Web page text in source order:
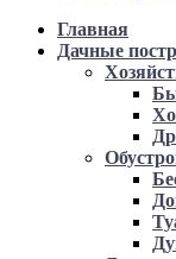
Главная
Дачные